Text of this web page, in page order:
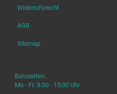
Widerrufsrecht
AGB
Sitemap
Bürozeiten:
Mo - Fr: 8:00 - 15:00 Uhr